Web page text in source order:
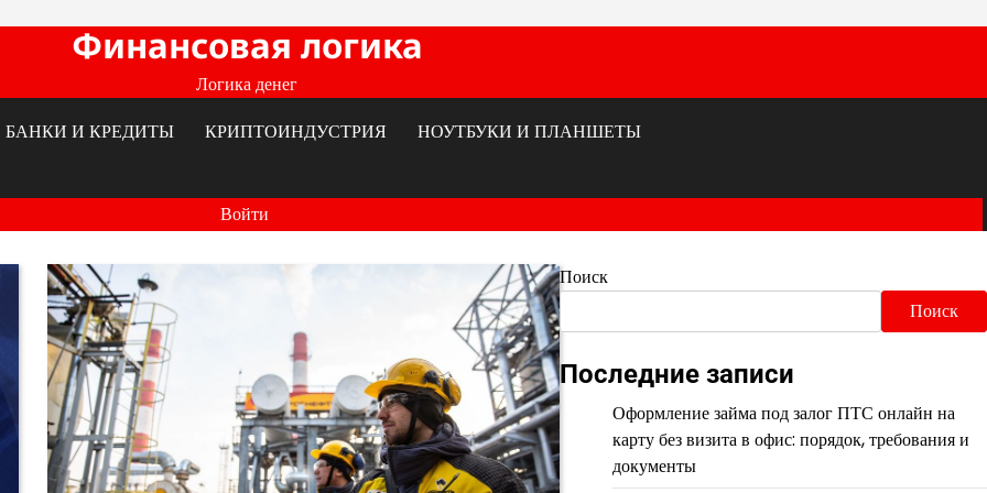
Финансовая логика
Логика денег
БАНКИ И КРЕДИТЫ КРИПТОИНДУСТРИЯ НОУТБУКИ И ПЛАНШЕТЫ
Войти
Поиск
Поиск
Последние записи
Оформление займа под залог ПТС онлайн на
карту без визита в офис: порядок, требования и
документы